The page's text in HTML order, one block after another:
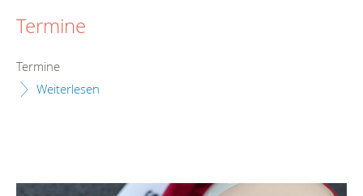
Termine
Termine
Weiterlesen